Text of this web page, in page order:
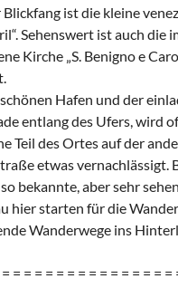
ist die kleine
Sehenswert ist auch die
Kirche „S. Benigno e
Hafen und der
entlang des Ufers, wird
Teil des Ortes auf der
etwas vernachlässigt.
bekannte, aber sehr
hier starten für die
Wanderwege ins
= = = = = = = = = = = = = = =